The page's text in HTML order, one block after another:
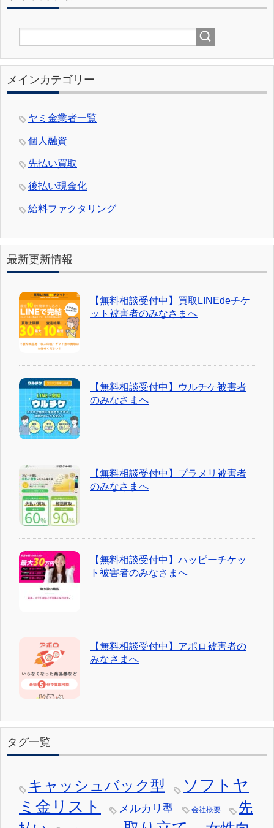
メインカテゴリー
ヤミ金業者一覧
個人融資
先払い買取
後払い現金化
給料ファクタリング
最新更新情報
【無料相談受付中】買取LINEdeチケ
ット被害者のみなさまへ
【無料相談受付中】ウルチケ被害者
のみなさまへ
【無料相談受付中】プラメリ被害者
のみなさまへ
【無料相談受付中】ハッピーチケッ
ト被害者のみなさまへ
【無料相談受付中】アポロ被害者の
みなさまへ
タグ一覧
キャッシュバック型
ソフトヤ
ミ金リスト
メルカリ型 会社概要
先